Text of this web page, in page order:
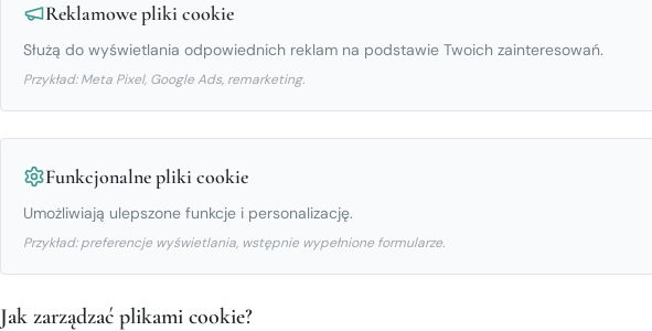
Reklamowe pliki cookie
Służą do wyświetlania odpowiednich reklam na podstawie Twoich zainteresowań.
Przykład: Meta Pixel, Google Ads, remarketing.
Funkcjonalne pliki cookie
Umożliwiają ulepszone funkcje i personalizację.
Przykład: preferencje wyświetlania, wstępnie wypełnione formularze.
Jak zarządzać plikami cookie?